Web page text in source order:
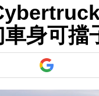
身可擋